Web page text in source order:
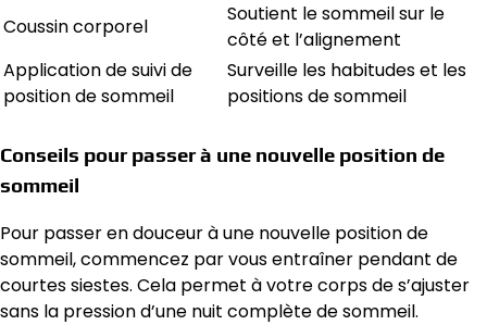
Coussin corporel
Soutient le sommeil sur le
côté et l’alignement
Application de suivi de
position de sommeil
Surveille les habitudes et les
positions de sommeil
Conseils pour passer à une nouvelle position de
sommeil
Pour passer en douceur à une nouvelle position de
sommeil, commencez par vous entraîner pendant de
courtes siestes. Cela permet à votre corps de s’ajuster
sans la pression d’une nuit complète de sommeil.